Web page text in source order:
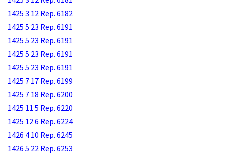
1425 3 12 Rep. 6182
1425 5 23 Rep. 6191
1425 5 23 Rep. 6191
1425 5 23 Rep. 6191
1425 5 23 Rep. 6191
1425 7 17 Rep. 6199
1425 7 18 Rep. 6200
1425 11 5 Rep. 6220
1425 12 6 Rep. 6224
1426 4 10 Rep. 6245
1426 5 22 Rep. 6253